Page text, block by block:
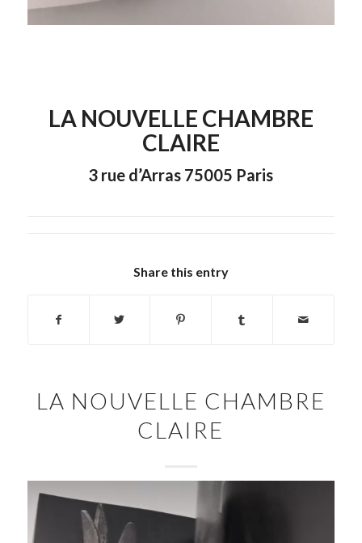
LA NOUVELLE CHAMBRE
CLAIRE
3 rue d’Arras 75005 Paris
Share this entry
LA NOUVELLE CHAMBRE
CLAIRE